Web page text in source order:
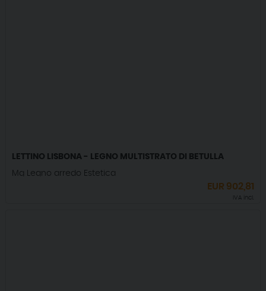
LETTINO LISBONA - LEGNO MULTISTRATO DI BETULLA
Mg Legno arredo Estetica
EUR 902,81
IVA incl.